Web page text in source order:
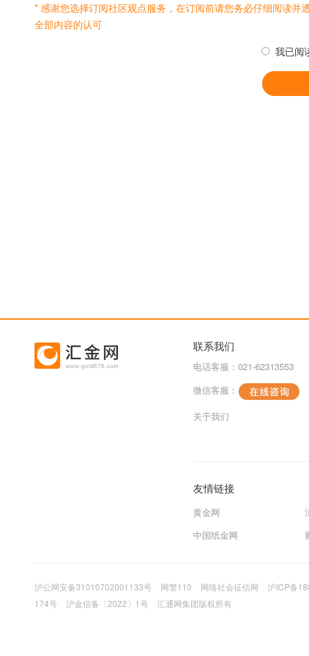
* 感谢您选择订阅社区观点服务，在订阅前请您务必仔细阅读
全部内容的认可
我已阅
联系我们
电话客服：021-62313553
微信客服：
关于我们
友情链接
黄金网
中国纸金网
沪公网安备31010702001133号 网警110 网络社会征信网
沪ICP备
174号
沪金信备〔2022〕1号 汇通网集团版权所有